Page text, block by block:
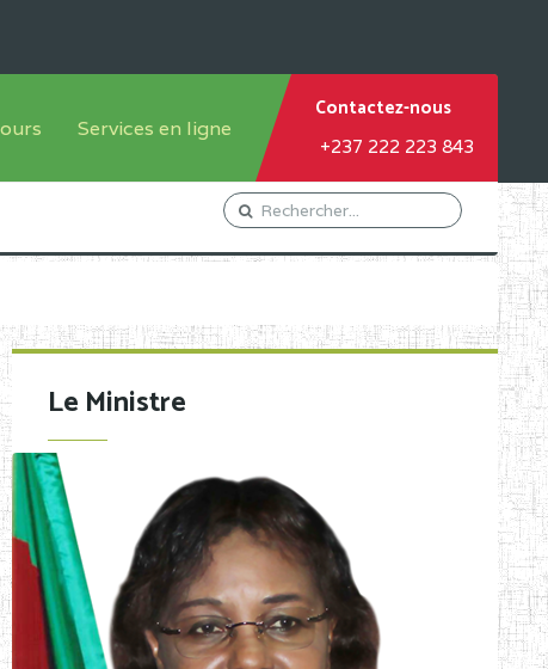
francophone
Services en ligne
Orientation Conseil
Gestion du Personnel
Demande de subvention
Contactez-nous
+237 222 223 843
Le Ministre